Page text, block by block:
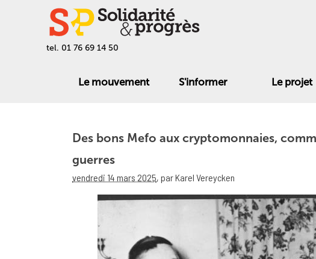
tel. 01 76 69 14 50
Le mouvement S'informer Le projet
Des bons Mefo aux cryptomonnaies,
guerres
vendredi 14 mars 2025, par Karel Vereycken